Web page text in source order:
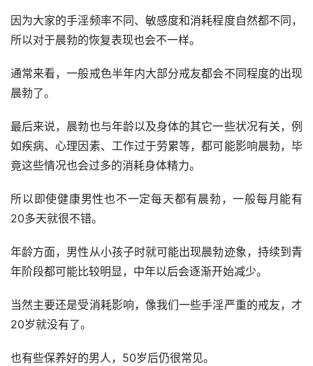
因为大家的手淫频率不同、敏感度和消耗程度自然都不同，
所以对于晨勃的恢复表现也会不一样。
通常来看，一般戒色半年内大部分戒友都会不同程度的出现
晨勃了。
最后来说，晨勃也与年龄以及身体的其它一些状况有关，例
如疾病、心理因素、工作过于劳累等，都可能影响晨勃，毕
竟这些情况也会过多的消耗身体精力。
所以即使健康男性也不一定每天都有晨勃，一般每月能有
20多天就很不错。
年龄方面，男性从小孩子时就可能出现晨勃迹象，持续到青
年阶段都可能比较明显，中年以后会逐渐开始减少。
当然主要还是受消耗影响，像我们一些手淫严重的戒友，才
20岁就没有了。
也有些保养好的男人，50岁后仍很常见。